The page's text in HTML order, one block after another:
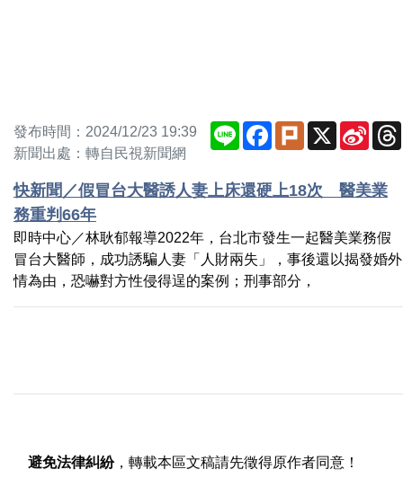
發布時間：2024/12/23 19:39
新聞出處：轉自民視新聞網
Line Facebook
Plurk X
Sina
快新聞／假冒台大醫誘人妻上床還硬上18次 醫美業
務重判66年
即時中心／林耿郁報導2022年，台北市發生一起醫美業務假
冒台大醫師，成功誘騙人妻「人財兩失」，事後還以揭發婚外
情為由，恐嚇對方性侵得逞的案例；刑事部分，
避免法律糾紛，轉載本區文稿請先徵得原作者同意！